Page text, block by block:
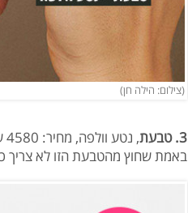
(צילום: הילה חן)
3. טבעת
, נטע וולפה, מחיר: 4580 שקלים
באמת שחוץ מהטבעת הזו לא צריך